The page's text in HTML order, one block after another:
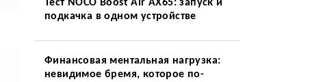
Тест NOCO Boost Air AX65: запуск и
подкачка в одном устройстве
Финансовая ментальная нагрузка:
невидимое бремя, которое по-